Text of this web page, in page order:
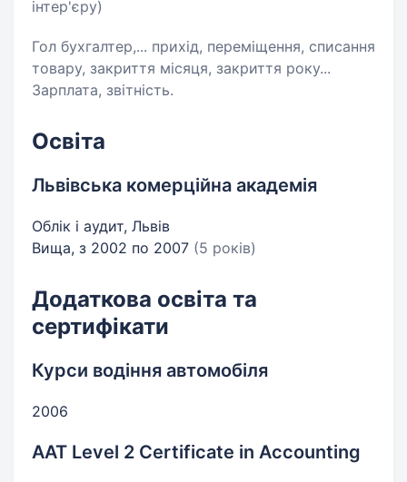
інтер'єру)
Гол бухгалтер,... прихід, переміщення, списання
товару, закриття місяця, закриття року...
Зарплата, звітність.
Освіта
Львівська комерційна академія
Облік і аудит, Львів
Вища, з 2002 по 2007 (5 років)
Додаткова освіта та
сертифікати
Курси водіння автомобіля
2006
AAT Level 2 Certificate in Accounting